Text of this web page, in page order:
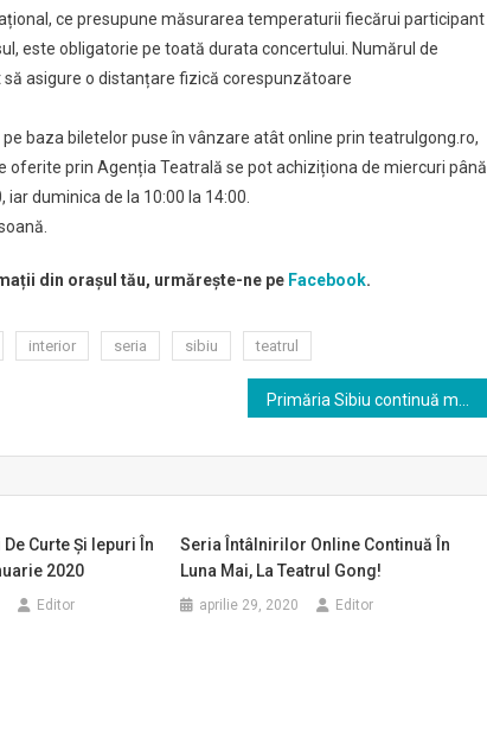
ce presupune măsurarea temperaturii fiecărui participant
este obligatorie pe toată durata concertului. Numărul de
asigure o distanțare fizică corespunzătoare
baza biletelor puse în vânzare atât online prin teatrulgong.ro,
oferite prin Agenția Teatrală se pot achiziționa de miercuri până
duminica de la 10:00 la 14:00.
din orașul tău, urmărește-ne pe Facebook.
interior seria sibiu teatrul
Curte Şi Iepuri În
2020
Editor
Seria Întâlnirilor Online Continuă În
Luna Mai, La Teatrul Gong!
aprilie 29, 2020 Editor